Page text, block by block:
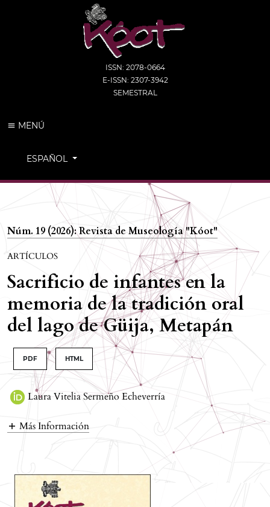
ISSN: 2078-0664
E-ISSN: 2307-3942
SEMESTRAL
MENÚ
CAMBIAR EL IDIOMA. EL IDIOMA ACTUAL ES:
ESPAÑOL
Núm. 19 (2026): Revista de Museología "Kóot"
ARTÍCULOS
Sacrificio de infantes en la
memoria de la tradición oral
del lago de Güija, Metapán
PDF HTML
Laura Vitelia Sermeño Echeverría
Más Información